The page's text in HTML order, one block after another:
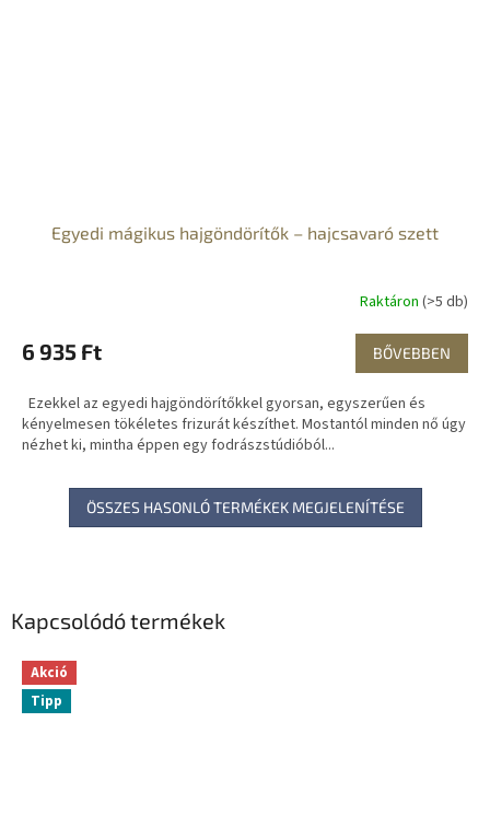
Kapcsolódó termékek
Akció
Tipp
Egyedi mágikus hajgöndörítők – hajcsavaró szett
Raktáron (>5 db)
6 935 Ft BŐVEBBEN
Ezekkel az egyedi hajgöndörítőkkel gyorsan, egyszerűen és
kényelmesen tökéletes frizurát készíthet. Mostantól minden nő úgy
nézhet ki, mintha éppen egy fodrászstúdióból...
ÖSSZES HASONLÓ TERMÉKEK MEGJELENÍTÉSE